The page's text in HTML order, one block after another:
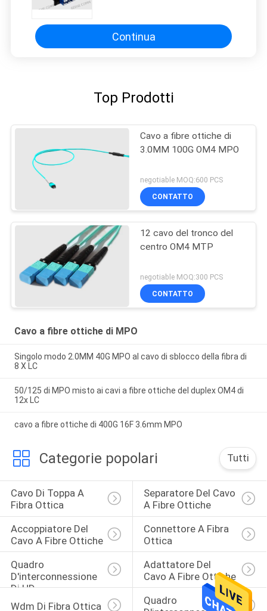
Continua
Top Prodotti
Cavo a fibre ottiche di
3.0MM 100G OM4 MPO
negotiable MOQ:600 PCS
CONTATTO
12 cavo del tronco del
centro OM4 MTP
negotiable MOQ:300 PCS
CONTATTO
Cavo a fibre ottiche di MPO
Singolo modo 2.0MM 40G MPO al cavo di sblocco della fibra di
8 X LC
50/125 di MPO misto ai cavi a fibre ottiche del duplex OM4 di
12x LC
cavo a fibre ottiche di 400G 16F 3.6mm MPO
Categorie popolari Tutti
Cavo Di Toppa A
Fibra Ottica
Separatore Del Cavo
A Fibre Ottiche
Accoppiatore Del
Cavo A Fibre Ottiche
Connettore A Fibra
Ottica
Quadro
D'interconnessione
Di HD
Adattatore Del
Cavo A Fibre Ottiche
Wdm Di Fibra Ottica
Quadro